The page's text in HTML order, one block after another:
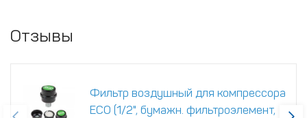
Отзывы
Фильтр воздушный для компрессора
ECO (1/2", бумажн. фильтроэлемент,